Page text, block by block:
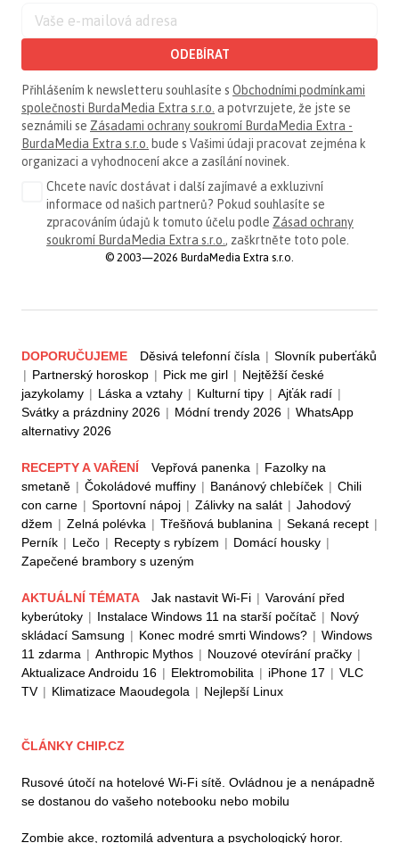
ODEBÍRAT
Přihlášením k newsletteru souhlasíte s Obchodními podmínkami
společnosti BurdaMedia Extra s.r.o. a potvrzujete, že jste se
seznámili se Zásadami ochrany soukromí BurdaMedia Extra -
BurdaMedia Extra s.r.o. bude s Vašimi údaji pracovat zejména k
organizaci a vyhodnocení akce a zasílání novinek.
Chcete navíc dostávat i další zajímavé a exkluzivní
informace od našich partnerů? Pokud souhlasíte se
zpracováním údajů k tomuto účelu podle Zásad ochrany
soukromí BurdaMedia Extra s.r.o., zaškrtněte toto pole.
© 2003—2026 BurdaMedia Extra s.r.o.
DOPORUČUJEME Děsivá telefonní čísla | Slovník puberťáků
| Partnerský horoskop | Pick me girl | Nejtěžší české
jazykolamy | Láska a vztahy | Kulturní tipy | Ajťák radí |
Svátky a prázdniny 2026 | Módní trendy 2026 | WhatsApp
alternativy 2026
RECEPTY A VAŘENÍ Vepřová panenka | Fazolky na
smetaně | Čokoládové muffiny | Banánový chlebíček | Chili
con carne | Sportovní nápoj | Zálivky na salát | Jahodový
džem | Zelná polévka | Třešňová bublanina | Sekaná recept |
Perník | Lečo | Recepty s rybízem | Domácí housky |
Zapečené brambory s uzeným
AKTUÁLNÍ TÉMATA Jak nastavit Wi-Fi | Varování před
kyberútoky | Instalace Windows 11 na starší počítač | Nový
skládací Samsung | Konec modré smrti Windows? | Windows
11 zdarma | Anthropic Mythos | Nouzové otevírání pračky |
Aktualizace Androidu 16 | Elektromobilita | iPhone 17 | VLC
TV | Klimatizace Maoudegola | Nejlepší Linux
ČLÁNKY CHIP.CZ
Rusové útočí na hotelové Wi-Fi sítě. Ovládnou je a nenápadně
se dostanou do vašeho notebooku nebo mobilu
Zombie akce, roztomilá adventura a psychologický horor.